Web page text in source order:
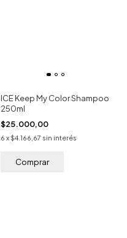
ICE Keep My Color Shampoo
250ml
$25.000,00
6 x $4.166,67 sin interés